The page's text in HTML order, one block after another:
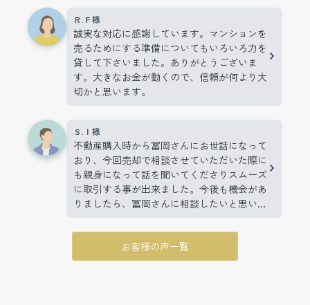
Ｒ.Ｆ様
誠実な対応に感謝しています。マンションを
売るためにする準備についてもいろいろ力を
貸して下さいました。ありがとうございま
す。大きなお金が動くので、信頼が何より大
切かと思います。
Ｓ.Ｉ様
不動産購入時から冨岡さんにお世話になって
おり、今回売却で相談させていただいた際に
も親身になって話を聞いてくださりスムーズ
に取引する事が出来ました。今後も機会があ
りましたら、冨岡さんに相談したいと思いま
お客様の声一覧